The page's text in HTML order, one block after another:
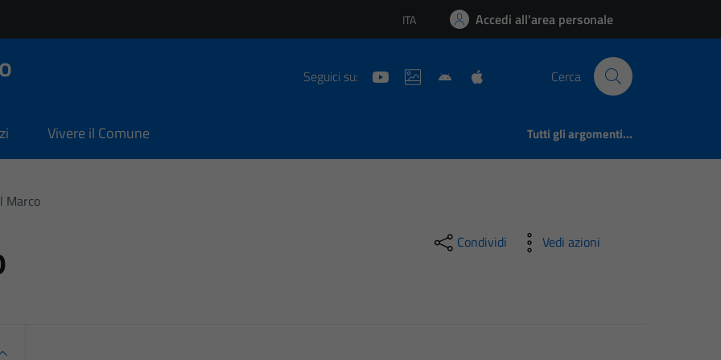
Lingua attiva:
ITA Accedi all'area personale
Seguici su: Cerca
Vivere il Comune Tutti gli argomenti...
Marco
Condividi Vedi azioni